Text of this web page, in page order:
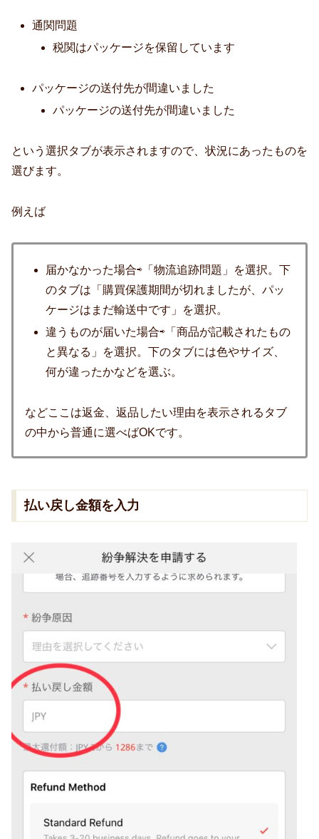
通関問題
税関はパッケージを保留しています
パッケージの送付先が間違いました
パッケージの送付先が間違いました
という選択タブが表示されますので、状況にあったものを
選びます。
例えば
届かなかった場合⇨「物流追跡問題」を選択。下
のタブは「購買保護期間が切れましたが、パッ
ケージはまだ輸送中です」を選択。
違うものが届いた場合⇨「商品が記載されたもの
と異なる」を選択。下のタブには色やサイズ、
何が違ったかなどを選ぶ。
などここは返金、返品したい理由を表示されるタブ
の中から普通に選べばOKです。
払い戻し金額を入力